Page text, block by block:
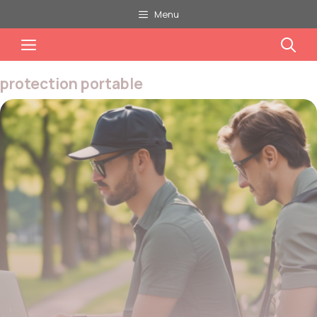
au
contenu
Menu
Menu
protection portable